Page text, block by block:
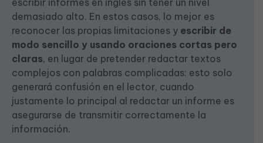
escribir informes en inglés sin tener un nivel
demasiado alto. En estos casos, lo mejor es
reconocer las propias limitaciones y escribir de
modo sencillo y usando oraciones cortas pero
claras, en lugar de pretender redactar textos
complejos con palabras complicadas: esto solo
generará confusión en el lector, cuando
justamente lo principal al redactar un informe es
asegurarse de transmitir correctamente la
información.